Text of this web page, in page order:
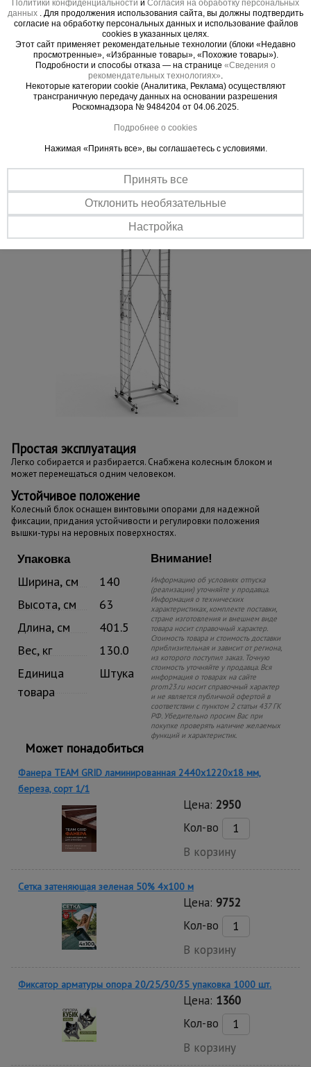
Важные преимущества –
эффективная работа
Просторная платформа
Широкий настил из перфорированного высококачественного
алюминия для свободного перемещения по платформе.
Безопасность на высоте
Боковые поручни обеспечивают дополнительную безопасность
запорными механизмами для надежного закрепления при
Простая эксплуатация
Легко собирается и разбирается. Снабжена колесным блоком и
может перемещаться одним человеком.
Устойчивое положение
Колесный блок оснащен винтовыми опорами для надежной
фиксации, придания устойчивости и регулировки положения
вышки-туры на неровных поверхностях.
Упаковка
Ширина, см
140
Высота, см
63
Длина, см
401.5
Вес, кг
130.0
Единица
товара
Штука
Внимание!
Информацию об условиях отпуска
(реализации) уточняйте у продавца.
Информация о технических
характеристиках, комплекте поставки,
стране изготовления и внешнем виде
товара носит справочный характер.
Стоимость товара и стоимость доставки
приблизительная и зависит от региона,
из которого поступил заказ. Точную
стоимость уточняйте у продавца. Вся
информация о товарах на сайте
prom23.ru носит справочный характер
и не является публичной офертой в
соответствии с пунктом 2 статьи 437 ГК
РФ. Убедительно просим Вас при
покупке проверять наличие желаемых
функций и характеристик.
Может понадобиться
Фанера TEAM GRID ламинированная 2440х1220х18 мм,
береза, сорт 1/1
Цена: 2950
Кол-во
В корзину
Сетка затеняющая зеленая 50% 4х100 м
Цена: 9752
Кол-во
В корзину
Фиксатор арматуры опора 20/25/30/35 упаковка 1000 шт.
Цена: 1360
Кол-во
В корзину
Политики конфиденциальности и Согласия на обработку персональных
данных . Для продолжения использования сайта, вы должны подтвердить
согласие на обработку персональных данных и использование файлов
cookies в указанных целях.
Этот сайт применяет рекомендательные технологии (блоки «Недавно
просмотренные», «Избранные товары», «Похожие товары»).
Подробности и способы отказа — на странице «Сведения о
рекомендательных технологиях».
Некоторые категории cookie (Аналитика, Реклама) осуществляют
трансграничную передачу данных на основании разрешения
Роскомнадзора № 9484204 от 04.06.2025.
Подробнее о cookies
Нажимая «Принять все», вы соглашаетесь с условиями.
Принять все
Отклонить необязательные
Настройка